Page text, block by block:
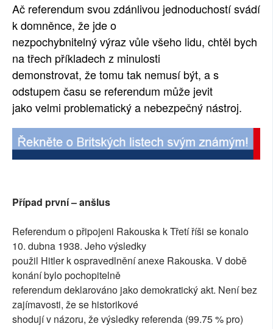
Ač referendum svou zdánlivou jednoduchostí svádí
k domněnce, že jde o
nezpochybnitelný výraz vůle všeho lidu, chtěl bych
na třech příkladech z minulosti
demonstrovat, že tomu tak nemusí být, a s
odstupem času se referendum může jevit
jako velmi problematický a nebezpečný nástroj.
Případ první – anšlus
Referendum o připojeni Rakouska k Třetí říši se konalo
10. dubna 1938. Jeho výsledky
použil Hitler k ospravedlnění anexe Rakouska. V době
konání bylo pochopitelně
referendum deklarováno jako demokratický akt. Není bez
zajímavosti, že se historikové
shodují v názoru, že výsledky referenda (99.75 % pro)